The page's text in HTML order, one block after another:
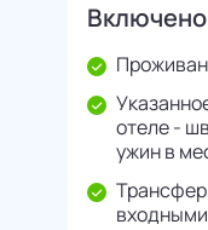
Включено
отеле -
ужин в